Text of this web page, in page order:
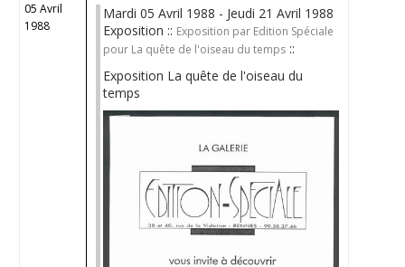
05 Avril
1988
Mardi 05 Avril 1988 - Jeudi 21 Avril 1988
Exposition :: Exposition par Edition Spéciale
pour La quête de l'oiseau du temps ::
Exposition La quête de l'oiseau du
temps